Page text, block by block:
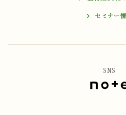
セミナー
SNS